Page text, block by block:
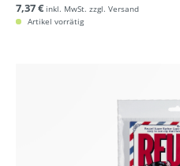
7,37 € inkl. MwSt. zzgl. Versand
Artikel vorrätig